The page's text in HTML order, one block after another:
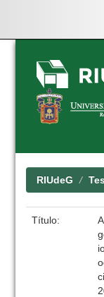
Skip
navigation
RIUdeG
Título: